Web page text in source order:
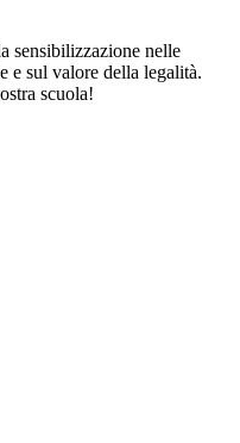
sensibilizzazione nelle
e sul valore della legalità.
scuola!